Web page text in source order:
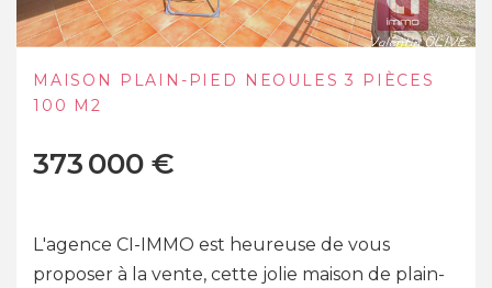
MAISON DE PRESTIGE À VENDRE À BESSE-
SUR-ISSOLE
550 000 €
BESSE-SUR-ISSOLE Maison de prestige de
156,72 m² sur 2 740 m² de terrain Découvrez